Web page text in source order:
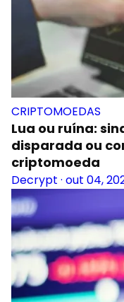
CRIPTOMOEDAS
Lua ou ruína:
disparada ou
criptomoeda
Decrypt · out 04,